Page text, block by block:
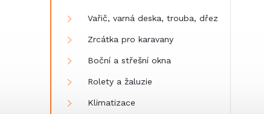
Vařič, varná deska, trouba, dřez
Zrcátka pro karavany
Boční a střešní okna
Rolety a žaluzie
Klimatizace